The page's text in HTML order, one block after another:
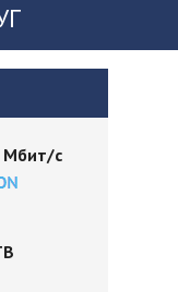
Мбит/с